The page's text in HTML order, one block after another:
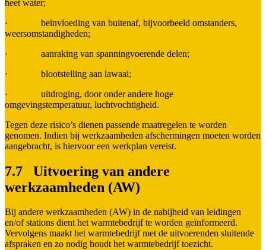
heet water;
· beïnvloeding van buitenaf, bijvoorbeeld omstanders,
weersomstandigheden;
· aanraking van spanningvoerende delen;
· blootstelling aan lawaai;
· uitdroging, door onder andere hoge
omgevingstemperatuur, luchtvochtigheid.
Tegen deze risico’s dienen passende maatregelen te worden
genomen. Indien bij werkzaamheden afschermingen moeten worden
aangebracht, is hiervoor een werkplan vereist.
7.7 Uitvoering van andere
werkzaamheden (AW)
Bij andere werkzaamheden (AW) in de nabijheid van leidingen
en/of stations dient het warmtebedrijf te worden geïnformeerd.
Vervolgens maakt het warmtebedrijf met de uitvoerenden sluitende
afspraken en zo nodig houdt het warmtebedrijf toezicht.